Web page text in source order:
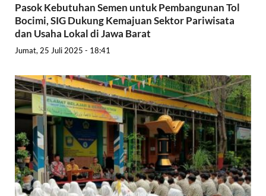
Pasok Kebutuhan Semen untuk Pembangunan Tol
Bocimi, SIG Dukung Kemajuan Sektor Pariwisata
dan Usaha Lokal di Jawa Barat
Jumat, 25 Juli 2025 - 18:41